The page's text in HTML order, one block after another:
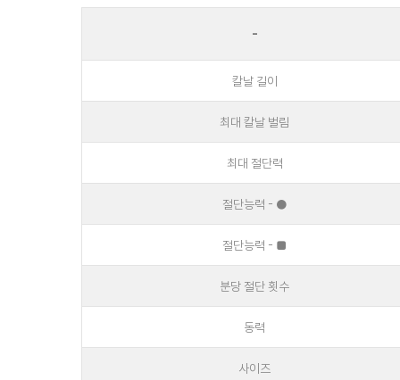
-
칼날 길이
최대 칼날 벌림
최대 절단력
절단능력 - ●
절단능력 - ■
분당 절단 횟수
동력
사이즈